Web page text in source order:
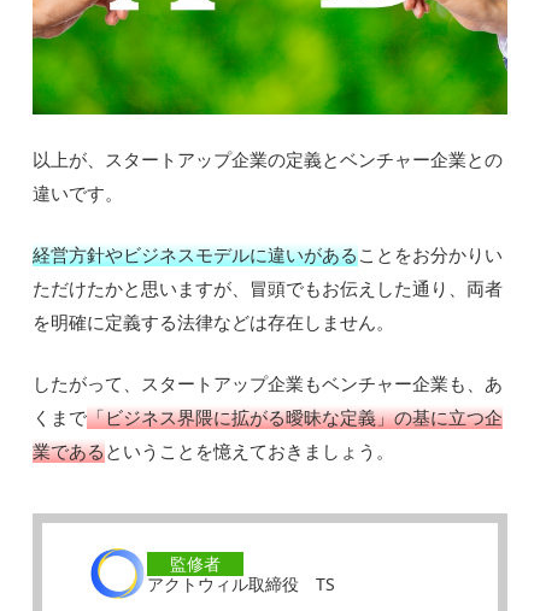
以上が、スタートアップ企業の定義とベンチャー企業との
違いです。
経営方針やビジネスモデルに違いがあることをお分かりい
ただけたかと思いますが、冒頭でもお伝えした通り、両者
を明確に定義する法律などは存在しません。
したがって、スタートアップ企業もベンチャー企業も、あ
くまで「ビジネス界隈に拡がる曖昧な定義」の基に立つ企
業であるということを憶えておきましょう。
監修者
アクトウィル取締役 TS